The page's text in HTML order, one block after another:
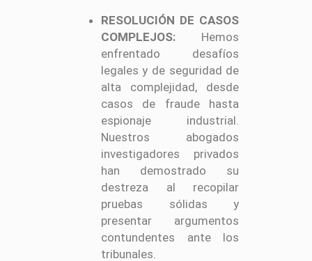
RESOLUCIÓN DE CASOS
COMPLEJOS:Hemos
enfrentado desafíos
legales y de seguridad de
alta complejidad, desde
casos de fraude hasta
espionaje industrial.
Nuestros abogados
investigadores privados
han demostrado su
destreza al recopilar
pruebas sólidas y
presentar argumentos
contundentes ante los
tribunales.